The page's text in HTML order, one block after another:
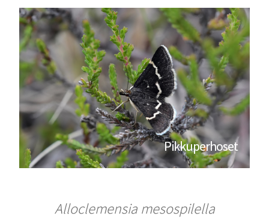
Pikkuperhoset
Alloclemensia mesospilella